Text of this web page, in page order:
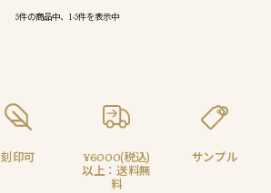
5件の商品中、1-5件を表示中
刻印可
¥6000(税込)
以上：送料無
料
サンプル